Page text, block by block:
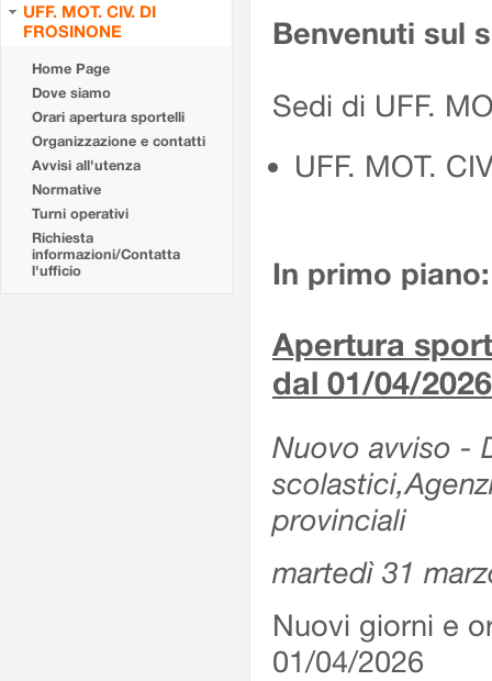
UFF. MOT. CIV. DI
FROSINONE
Home Page
Dove siamo
Orari apertura sportelli
Organizzazione e contatti
Avvisi all'utenza
Normative
Turni operativi
Richiesta
informazioni/Contatta
l'ufficio
Benvenuti sul
Sedi di UFF.
UFF. MOT.
In primo piano:
Apertura
dal 01/04/2026
Nuovo avviso -
provinciali
martedì 31
Nuovi giorni e
01/04/2026